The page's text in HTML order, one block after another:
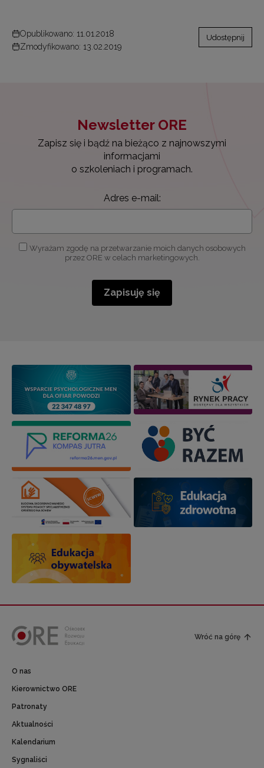
Opublikowano: 11.01.2018
Zmodyfikowano: 13.02.2019
Udostępnij
Newsletter ORE
Zapisz się i bądź na bieżąco z najnowszymi
informacjami
o szkoleniach i programach.
Adres e-mail:
Wyrażam zgodę na przetwarzanie moich danych osobowych
przez ORE w celach marketingowych.
Zapisuję się
Wróć na górę
O nas
Kierownictwo ORE
Patronaty
Aktualności
Kalendarium
Sygnaliści